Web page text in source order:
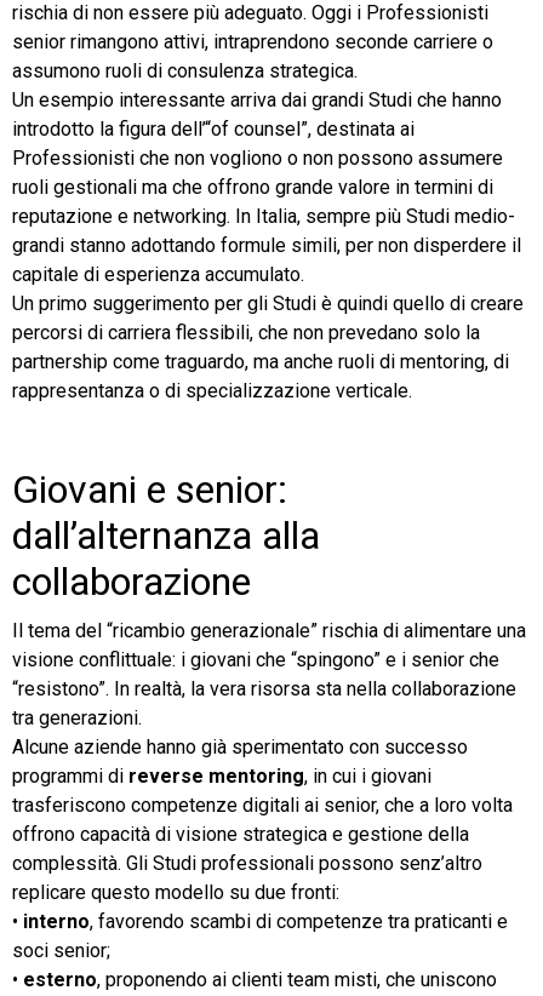
rischia di non essere più adeguato. Oggi i Professionisti
senior rimangono attivi, intraprendono seconde carriere o
assumono ruoli di consulenza strategica.
Un esempio interessante arriva dai grandi Studi che hanno
introdotto la figura dell’“of counsel”, destinata ai
Professionisti che non vogliono o non possono assumere
ruoli gestionali ma che offrono grande valore in termini di
reputazione e networking. In Italia, sempre più Studi medio-
grandi stanno adottando formule simili, per non disperdere il
capitale di esperienza accumulato.
Un primo suggerimento per gli Studi è quindi quello di creare
percorsi di carriera flessibili, che non prevedano solo la
partnership come traguardo, ma anche ruoli di mentoring, di
rappresentanza o di specializzazione verticale.
Giovani e senior:
dall’alternanza alla
collaborazione
Il tema del “ricambio generazionale” rischia di alimentare una
visione conflittuale: i giovani che “spingono” e i senior che
“resistono”. In realtà, la vera risorsa sta nella collaborazione
tra generazioni.
Alcune aziende hanno già sperimentato con successo
programmi di reverse mentoring, in cui i giovani
trasferiscono competenze digitali ai senior, che a loro volta
offrono capacità di visione strategica e gestione della
complessità. Gli Studi professionali possono senz’altro
replicare questo modello su due fronti:
• interno, favorendo scambi di competenze tra praticanti e
soci senior;
• esterno, proponendo ai clienti team misti, che uniscono